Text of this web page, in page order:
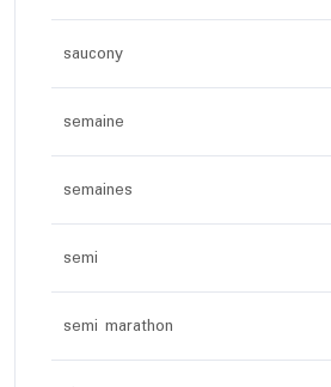
saucony
semaine
semaines
semi
semi marathon